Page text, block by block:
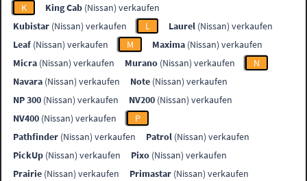
K
King Cab (Nissan) verkaufen
Kubistar (Nissan) verkaufen L Laurel (Nissan) verkaufen
Leaf (Nissan) verkaufen M Maxima (Nissan) verkaufen
Micra (Nissan) verkaufen Murano (Nissan) verkaufen
N
Navara (Nissan) verkaufen Note (Nissan) verkaufen
NP 300 (Nissan) verkaufen NV200 (Nissan) verkaufen
NV400 (Nissan) verkaufen
P
Pathfinder (Nissan) verkaufen Patrol (Nissan) verkaufen
PickUp (Nissan) verkaufen Pixo (Nissan) verkaufen
Prairie (Nissan) verkaufen Primastar (Nissan) verkaufen